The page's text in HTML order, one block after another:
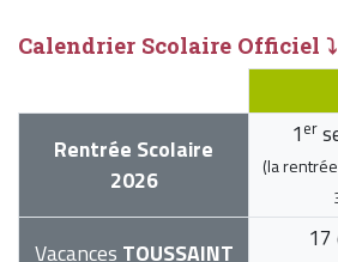
Calendrier Scolaire Officiel ⤵
Rentrée Scolaire
2026
1 er
(la
Vacances TOUSSAINT